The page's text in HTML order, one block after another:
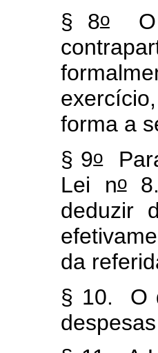
§ 8oO
forma a
§ 9o
Lei no
deduzir
da
§ 10. O